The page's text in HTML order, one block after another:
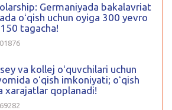
Germaniyada bakalavriat
oʻqish uchun oyiga 300 yevro
tagacha!
va kollej oʻquvchilari uchun
oʻqish imkoniyati; oʻqish
xarajatlar qoplanadi!